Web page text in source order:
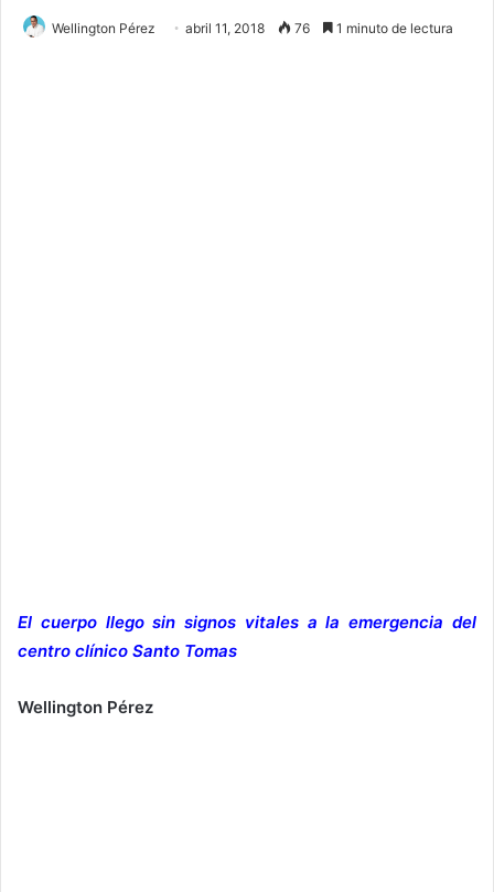
Wellington Pérez abril 11, 2018 76 1 minuto de lectura
El cuerpo llego sin signos vitales a la emergencia del
centro clínico Santo Tomas
Wellington Pérez